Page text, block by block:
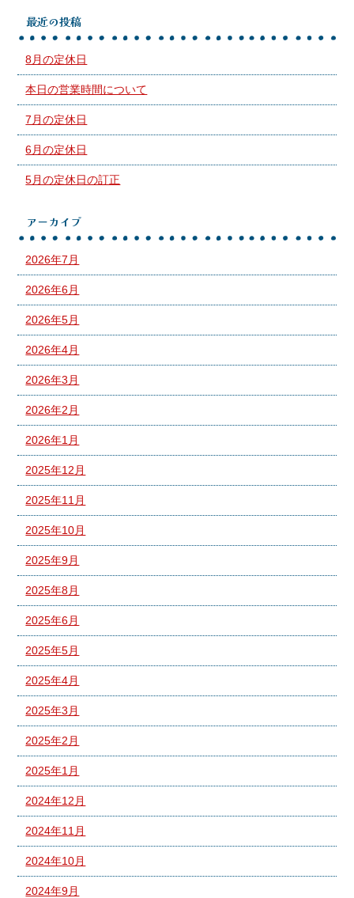
最近の投稿
8月の定休日
本日の営業時間について
7月の定休日
6月の定休日
5月の定休日の訂正
アーカイブ
2026年7月
2026年6月
2026年5月
2026年4月
2026年3月
2026年2月
2026年1月
2025年12月
2025年11月
2025年10月
2025年9月
2025年8月
2025年6月
2025年5月
2025年4月
2025年3月
2025年2月
2025年1月
2024年12月
2024年11月
2024年10月
2024年9月